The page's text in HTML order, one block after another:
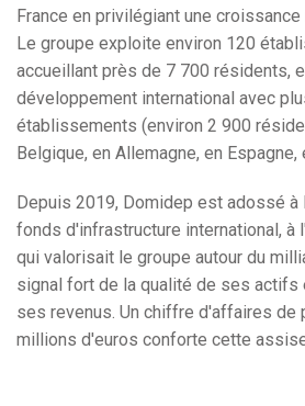
France en privilégiant une
Le groupe exploite environ 120
accueillant près de 7 700 résidents,
développement international avec
établissements (environ 2 900
Belgique, en Allemagne, en
Depuis 2019, Domidep est adossé à
fonds d'infrastructure international, à
qui valorisait le groupe autour du
signal fort de la qualité de ses actifs
ses revenus. Un chiffre d'affaires de
millions d'euros conforte cette